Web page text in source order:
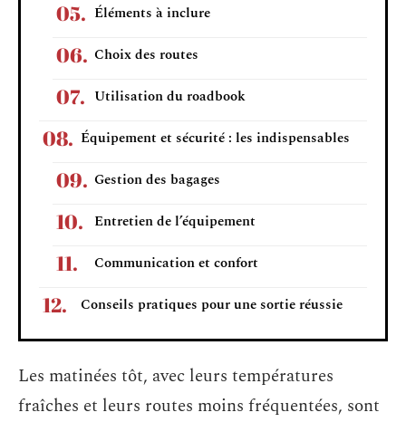
Éléments à inclure
Choix des routes
Utilisation du roadbook
Équipement et sécurité : les indispensables
Gestion des bagages
Entretien de l’équipement
Communication et confort
Conseils pratiques pour une sortie réussie
Les matinées tôt, avec leurs températures
fraîches et leurs routes moins fréquentées, sont